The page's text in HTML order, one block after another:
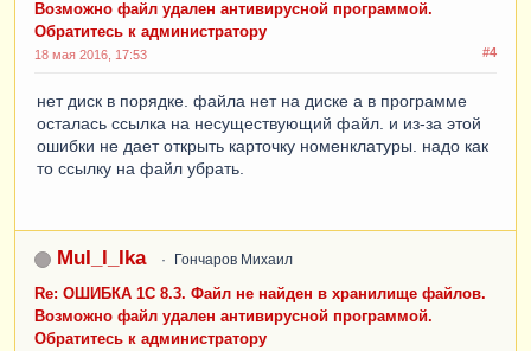
Возможно файл удален антивирусной программой.
Обратитесь к администратору
#4
18 мая 2016, 17:53
нет диск в порядке. файла нет на диске а в программе
осталась ссылка на несуществующий файл. и из-за этой
ошибки не дает открыть карточку номенклатуры. надо как
то ссылку на файл убрать.
MuI_I_Ika Гончаров Михаил
Re: ОШИБКА 1С 8.3. Файл не найден в хранилище файлов.
Возможно файл удален антивирусной программой.
Обратитесь к администратору